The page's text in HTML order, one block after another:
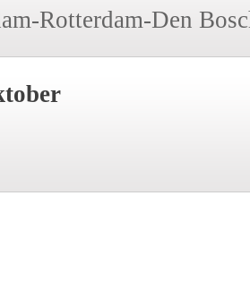
Rotterdam-Den